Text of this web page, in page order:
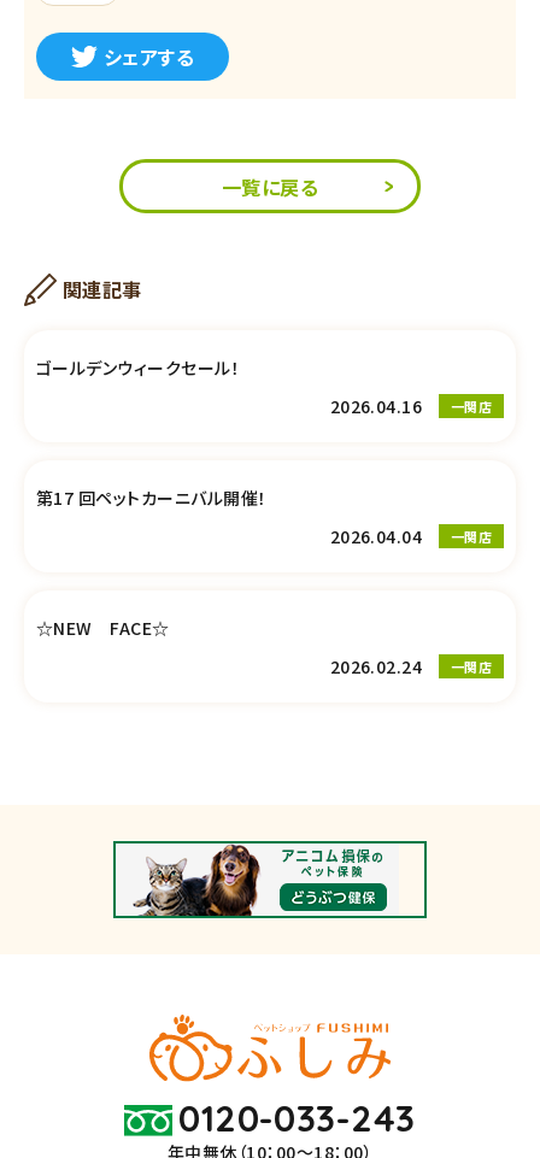
シェアする
一覧に戻る
関連記事
ゴールデンウィークセール！
2026.04.16
一関店
第17 回ペットカーニバル開催！
2026.04.04
一関店
☆NEW FACE☆
2026.02.24
一関店
0120-033-243
年中無休（10：00～18：00）